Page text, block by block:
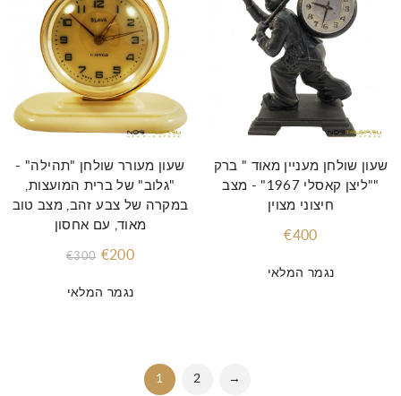
נגמר המלאי
שעון מעורר שולחן "תהילה" -
"גלוב" של ברית המועצות,
במקרה של צבע זהב, מצב טוב
מאוד, עם אחסון
€300 €200
נגמר המלאי
שעון שולחן מעניין מאוד " ברק
""ליצן קאסלי 1967" - מצב
חיצוני מצוין
€400
1 2 →